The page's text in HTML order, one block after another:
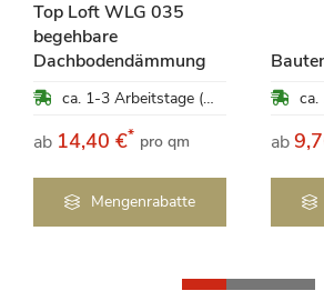
Top Loft WLG 035
begehbare
Dachbodendämmung
ca. 1-3 Arbeitstage (Mo-Fr)
ab 14,40 €* pro qm
Mengenrabatte
ab